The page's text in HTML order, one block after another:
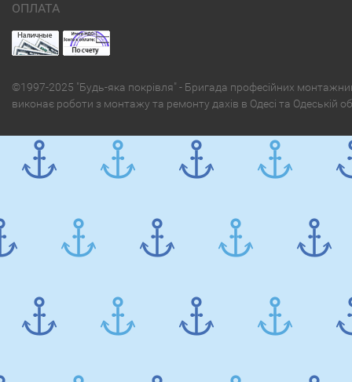
ОПЛАТА
©1997-2025 "Будь-яка покрівля" - Бригада професійних
виконає роботи з монтажу та ремонту дахів в Одесі та Одеській